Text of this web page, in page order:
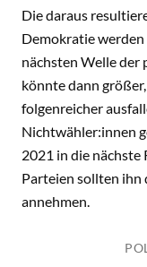
Die daraus
Demokratie
nächsten Welle
könnte dann
folgenreicher
Nichtwähler:innen
2021 in die nächste
Parteien sollten ihn
annehmen.